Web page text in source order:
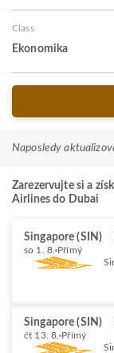
Class
Ekonomika
Naposledy
Zarezervujte si a
Airlines do Dubai
Singapore (SIN)
so 1. 8. Přímý
Singapore (SIN)
čt 13. 8. Přímý